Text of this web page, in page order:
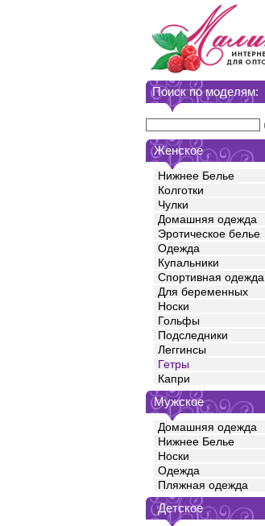
Поиск по моделям:
Женское
Нижнее Белье
Колготки
Чулки
Домашняя одежда
Эротическое белье
Одежда
Купальники
Спортивная одежда
Для беременных
Носки
Гольфы
Подследники
Леггинсы
Гетры
Капри
Мужское
Домашняя одежда
Нижнее Белье
Носки
Одежда
Пляжная одежда
Детское